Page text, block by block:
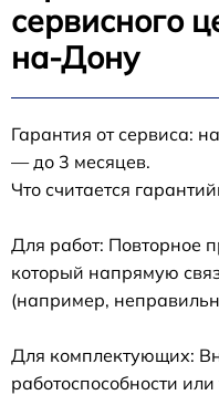
сервисного
на-Дону
Гарантия от сервиса:
— до 3 месяцев.
Что считается
Для работ: Повторное
который напрямую
(например,
Для комплектующих:
работоспособности